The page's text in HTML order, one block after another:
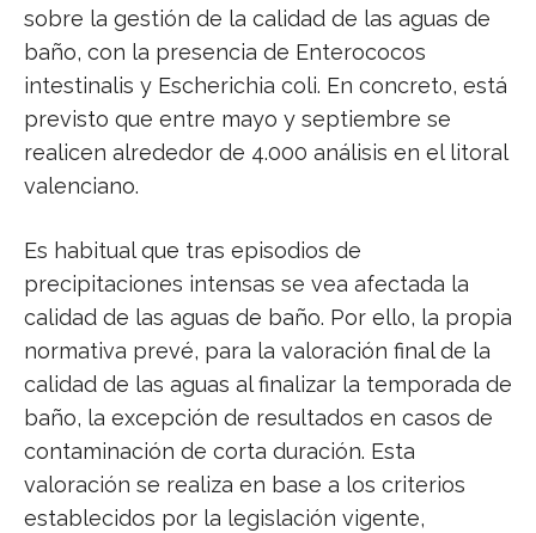
sobre la gestión de la calidad de las aguas de
baño, con la presencia de Enterococos
intestinalis y Escherichia coli. En concreto, está
previsto que entre mayo y septiembre se
realicen alrededor de 4.000 análisis en el litoral
valenciano.
Es habitual que tras episodios de
precipitaciones intensas se vea afectada la
calidad de las aguas de baño. Por ello, la propia
normativa prevé, para la valoración final de la
calidad de las aguas al finalizar la temporada de
baño, la excepción de resultados en casos de
contaminación de corta duración. Esta
valoración se realiza en base a los criterios
establecidos por la legislación vigente,